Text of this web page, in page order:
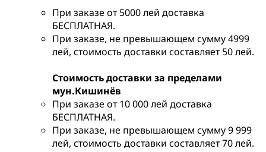
При заказе от 5000 лей доставка
БЕСПЛАТНАЯ.
При заказе, не превышающем сумму 4999
лей, стоимость доставки составляет 50 лей.
Стоимость доставки за пределами
мун.Кишинёв
При заказе от 10 000 лей доставка
БЕСПЛАТНАЯ.
При заказе, не превышающем сумму 9 999
лей, стоимость доставки составляет 70 лей.